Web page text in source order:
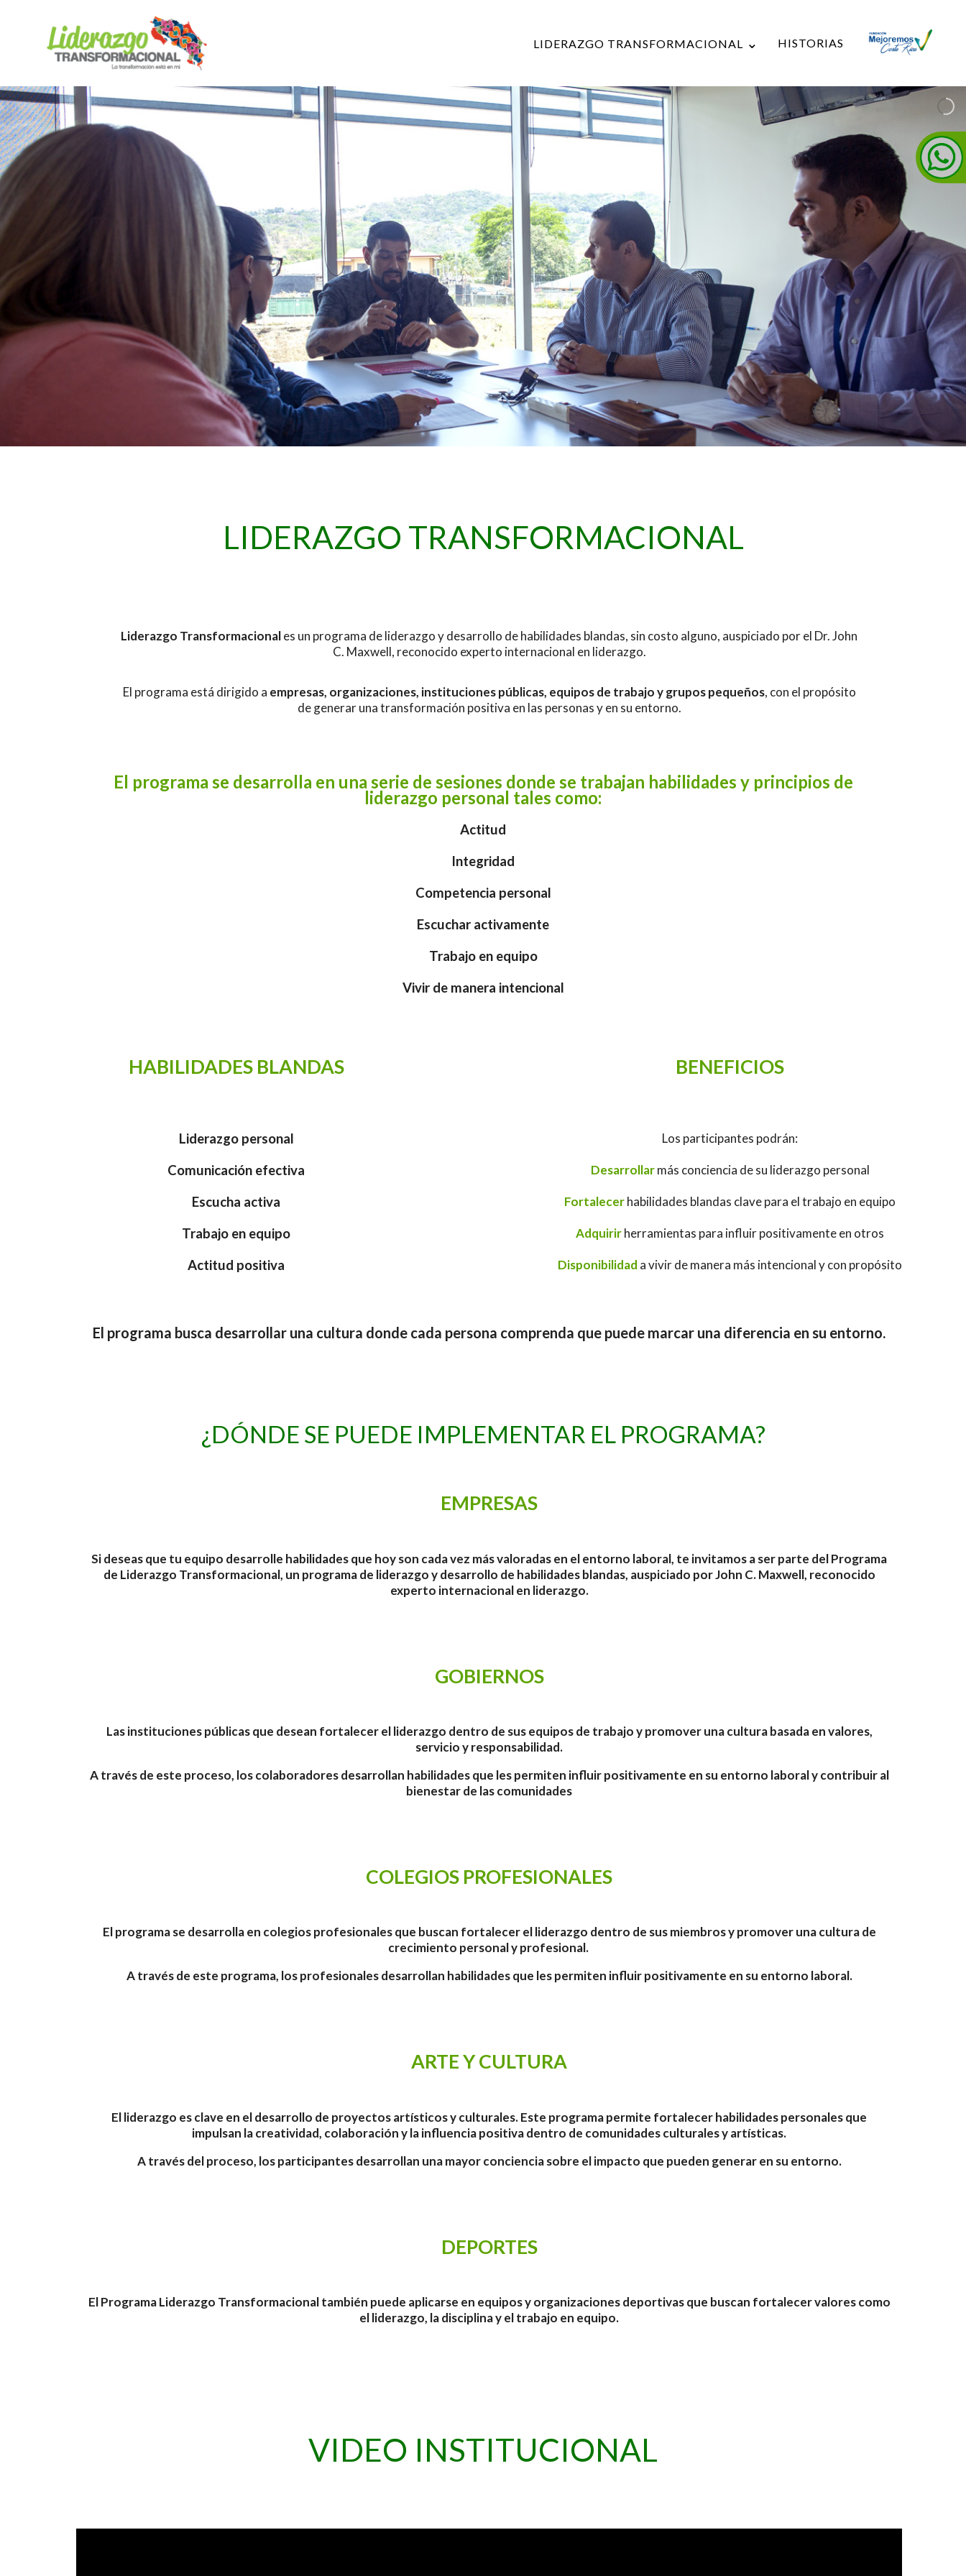
LIDERAZGO TRANSFORMACIONAL HISTORIAS
LIDERAZGO TRANSFORMACIONAL
Liderazgo Transformacionales un programa de liderazgo y desarrollo de habilidades blandas, sin costo alguno, auspiciado por el Dr. John
C. Maxwell, reconocido experto internacional en liderazgo.
El programa está dirigido a empresas, organizaciones, instituciones públicas, equipos de trabajo y grupos pequeños, con el propósito
de generar una transformación positiva en las personas y en su entorno.
El programa se desarrolla en una serie de sesiones donde se trabajan habilidades y principios de
liderazgo personal tales como:
Actitud
Integridad
Competencia personal
Escuchar activamente
Trabajo en equipo
Vivir de manera intencional
HABILIDADES BLANDAS
Liderazgo personal
Comunicación efectiva
Escucha activa
Trabajo en equipo
Actitud positiva
BENEFICIOS
Los participantes podrán:
Desarrollarmás conciencia de su liderazgo personal
Fortalecerhabilidades blandas clave para el trabajo en equipo
Adquirirherramientas para influir positivamente en otros
Disponibilidad a vivir de manera más intencional y con propósito
El programa busca desarrollar una cultura donde cada persona comprenda que puede marcar una diferencia en su entorno.
¿DÓNDE SE PUEDE IMPLEMENTAR EL PROGRAMA?
EMPRESAS
Si deseas que tu equipo desarrolle habilidades que hoy son cada vez más valoradas en el entorno laboral, te invitamos a ser parte del Programa
de Liderazgo Transformacional, un programa de liderazgo y desarrollo de habilidades blandas, auspiciado por John C. Maxwell, reconocido
experto internacional en liderazgo.
GOBIERNOS
Las instituciones públicas que desean fortalecer el liderazgo dentro de sus equipos de trabajo y promover una cultura basada en valores,
servicio y responsabilidad.
A través de este proceso, los colaboradores desarrollan habilidades que les permiten influir positivamente en su entorno laboral y contribuir al
bienestar de las comunidades
COLEGIOS PROFESIONALES
El programa se desarrolla en colegios profesionales que buscan fortalecer el liderazgo dentro de sus miembros y promover una cultura de
crecimiento personal y profesional.
A través de este programa, los profesionales desarrollan habilidades que les permiten influir positivamente en su entorno laboral.
ARTE Y CULTURA
El liderazgo es clave en el desarrollo de proyectos artísticos y culturales. Este programa permite fortalecer habilidades personales que
impulsan la creatividad, colaboración y la influencia positiva dentro de comunidades culturales y artísticas.
A través del proceso, los participantes desarrollan una mayor conciencia sobre el impacto que pueden generar en su entorno.
DEPORTES
El Programa Liderazgo Transformacional también puede aplicarse en equipos y organizaciones deportivas que buscan fortalecer valores como
el liderazgo, la disciplina y el trabajo en equipo.
VIDEO INSTITUCIONAL